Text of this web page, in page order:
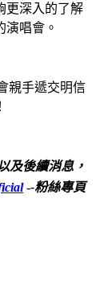
更深入的了解
唱會。
親手遞交明信
及後續消息，​
--粉絲專頁